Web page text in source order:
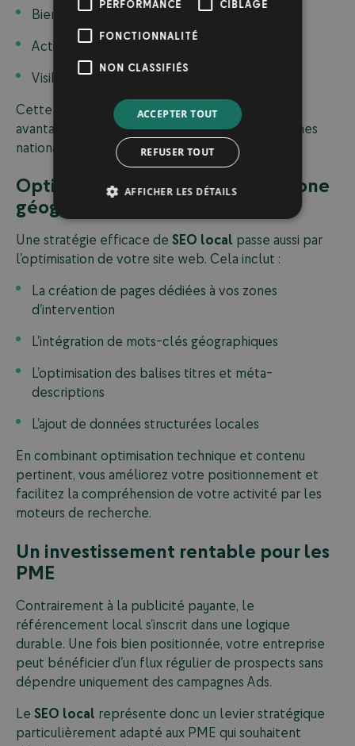
Bien notée
Active dans les réponses
Visible et cohérente en ligne
Cette crédibilité locale devient un véritable
avantage concurrentiel face aux grandes enseignes
nationales moins ancrées dans la région.
Optimiser votre site pour votre zone
géographique
Une stratégie efficace de SEO local passe aussi par
l’optimisation de votre site web. Cela inclut :
La création de pages dédiées à vos zones
d’intervention
L’intégration de mots-clés géographiques
L’optimisation des balises titres et méta-
descriptions
L’ajout de données structurées locales
En combinant optimisation technique et contenu
pertinent, vous améliorez votre positionnement et
facilitez la compréhension de votre activité par les
moteurs de recherche.
Un investissement rentable pour les
PME
Contrairement à la publicité payante, le
référencement local s’inscrit dans une logique
durable. Une fois bien positionnée, votre entreprise
peut bénéficier d’un flux régulier de prospects sans
dépendre uniquement des campagnes Ads.
Le SEO local représente donc un levier stratégique
particulièrement adapté aux PME qui souhaitent
PERFORMANCE CIBLAGE
FONCTIONNALITÉ
NON CLASSIFIÉS
ACCEPTER TOUT
REFUSER TOUT
AFFICHER LES DÉTAILS